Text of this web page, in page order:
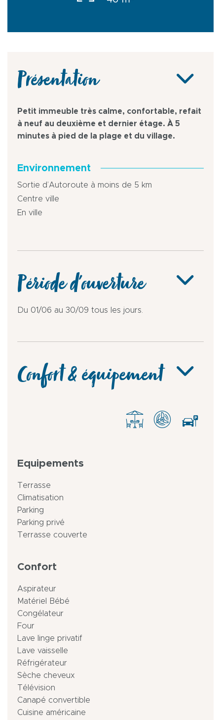
Présentation
Petit immeuble très calme, confortable, refait
à neuf au deuxième et dernier étage. À 5
minutes à pied de la plage et du village.
Environnement
Sortie d’Autoroute à moins de 5 km
Centre ville
En ville
Période d'ouverture
Du 01/06 au 30/09 tous les jours.
Confort & équipement
Equipements
Terrasse
Climatisation
Parking
Parking privé
Terrasse couverte
Confort
Aspirateur
Matériel Bébé
Congélateur
Four
Lave linge privatif
Lave vaisselle
Réfrigérateur
Sèche cheveux
Télévision
Canapé convertible
Cuisine américaine